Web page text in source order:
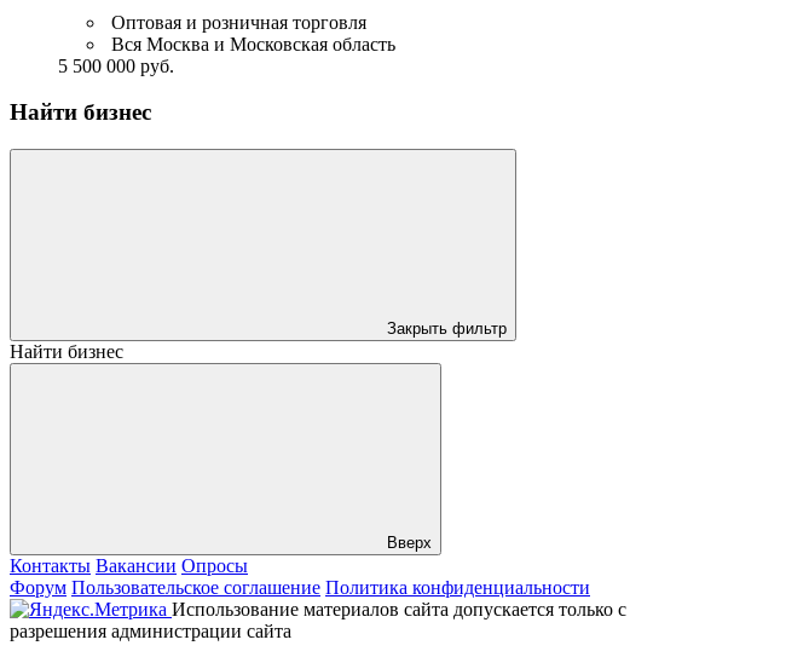
Оптовая и розничная торговля
Вся Москва и Московская область
5 500 000 руб.
Найти бизнес
Закрыть фильтр
Найти бизнес
Вверх
Контакты Вакансии Опросы
Форум Пользовательское соглашение Политика конфиденциальности
Использование материалов сайта допускается только с
разрешения администрации сайта